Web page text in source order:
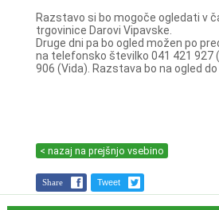
Razstavo si bo mogoče ogledati v
trgovinice Darovi Vipavske.
Druge dni pa bo ogled možen po
na telefonsko številko 041 421 927
906 (Vida). Razstava bo na ogled do
< nazaj na prejšnjo vsebino
Share Tweet